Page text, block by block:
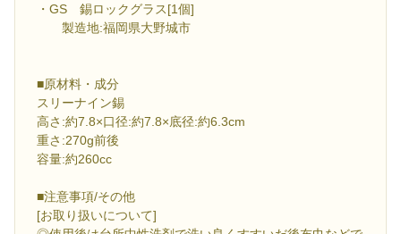
・GS 錫ロックグラス[1個]
製造地:福岡県大野城市
■原材料・成分
スリーナイン錫
高さ:約7.8×口径:約7.8×底径:約6.3cm
重さ:270g前後
容量:約260cc
■注意事項/その他
[お取り扱いについて]